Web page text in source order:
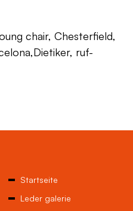
chair, Chesterfield,
ruf-
Startseite
Leder galerie